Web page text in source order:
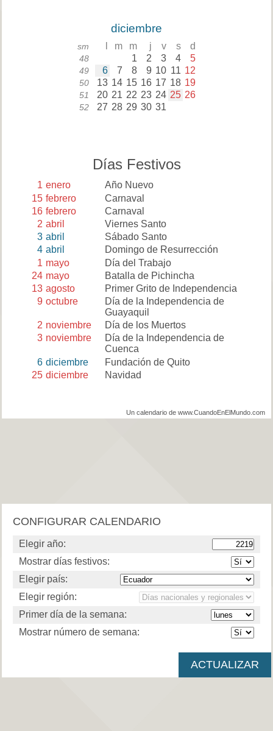
diciembre
sm m m j v s d
48 1 2 3 4 5
49 6 7 8 9 10 11 12
50 13 14 15 16 17 18 19
51 20 21 22 23 24 25 26
52 27 28 29 30 31
Días Festivos
1 enero
Año Nuevo
15 febrero
Carnaval
16 febrero
Carnaval
2 abril
Viernes Santo
3 abril
Sábado Santo
4 abril
Domingo de Resurrección
1 mayo
Día del Trabajo
24 mayo
Batalla de Pichincha
13 agosto
Primer Grito de Independencia
9 octubre
Día de la Independencia de
Guayaquil
2 noviembre
Día de los Muertos
3 noviembre
Día de la Independencia de
Cuenca
6 diciembre
Fundación de Quito
25 diciembre Navidad
Un calendario de www.CuandoEnElMundo.com
CONFIGURAR CALENDARIO
Elegir año:
Mostrar días festivos:
Elegir país:
Elegir región:
Primer día de la semana:
Mostrar número de semana: